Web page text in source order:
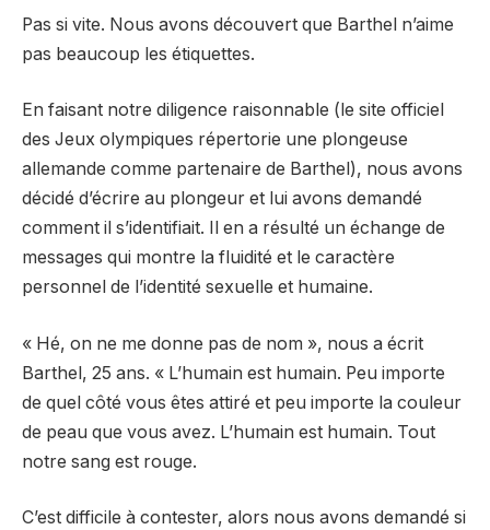
Pas si vite. Nous avons découvert que Barthel n’aime
pas beaucoup les étiquettes.
En faisant notre diligence raisonnable (le site officiel
des Jeux olympiques répertorie une plongeuse
allemande comme partenaire de Barthel), nous avons
décidé d’écrire au plongeur et lui avons demandé
comment il s’identifiait. Il en a résulté un échange de
messages qui montre la fluidité et le caractère
personnel de l’identité sexuelle et humaine.
« Hé, on ne me donne pas de nom », nous a écrit
Barthel, 25 ans. « L’humain est humain. Peu importe
de quel côté vous êtes attiré et peu importe la couleur
de peau que vous avez. L’humain est humain. Tout
notre sang est rouge.
C’est difficile à contester, alors nous avons demandé si